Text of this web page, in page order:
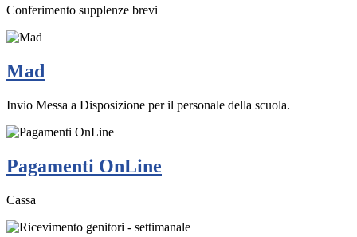
Conferimento supplenze brevi
Mad
Invio Messa a Disposizione per il personale della scuola.
Pagamenti OnLine
Cassa